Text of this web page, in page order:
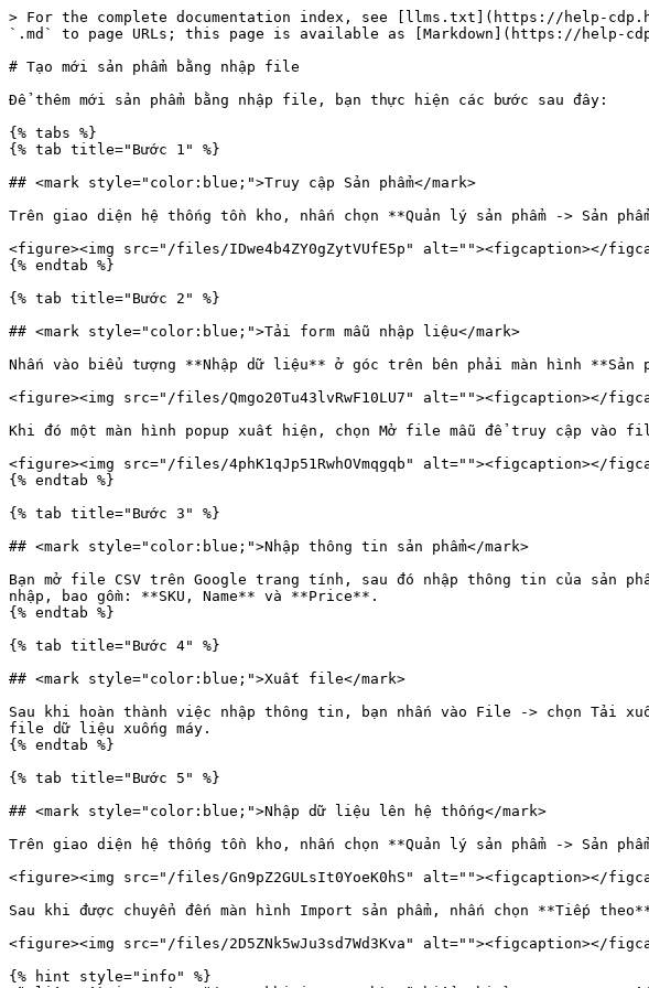
> For the complete documentation index, see [llms.txt](https://help-
`.md` to page URLs; this page is available as [Markdown](https://help-
# Tạo mới sản phẩm bằng nhập file
Để thêm mới sản phẩm bằng nhập file, bạn thực hiện các bước sau đây:
{% tabs %}
{% tab title="Bước 1" %}
## <mark style="color:blue;">Truy cập Sản phẩm</mark>
Trên giao diện hệ thống tồn kho, nhấn chọn **Quản lý sản phẩm -> Sản
<figure><img src="/files/IDwe4b4ZY0gZytVUfE5p" alt=""><figcaption></
{% endtab %}
{% tab title="Bước 2" %}
## <mark style="color:blue;">Tải form mẫu nhập liệu</mark>
Nhấn vào biểu tượng **Nhập dữ liệu** ở góc trên bên phải màn hình **Sản
<figure><img src="/files/Qmgo20Tu43lvRwF10LU7" alt=""><figcaption></
Khi đó một màn hình popup xuất hiện, chọn Mở file mẫu để truy cập vào
<figure><img src="/files/4phK1qJp51RwhOVmqgqb" alt=""><figcaption></
{% endtab %}
{% tab title="Bước 3" %}
## <mark style="color:blue;">Nhập thông tin sản phẩm</mark>
Bạn mở file CSV trên Google trang tính, sau đó nhập thông tin của sản
nhập, bao gồm: **SKU, Name** và **Price**.
{% endtab %}
{% tab title="Bước 4" %}
## <mark style="color:blue;">Xuất file</mark>
Sau khi hoàn thành việc nhập thông tin, bạn nhấn vào File -> chọn Tải
file dữ liệu xuống máy.
{% endtab %}
{% tab title="Bước 5" %}
## <mark style="color:blue;">Nhập dữ liệu lên hệ thống</mark>
Trên giao diện hệ thống tồn kho, nhấn chọn **Quản lý sản phẩm -> Sản
<figure><img src="/files/Gn9pZ2GULsIt0YoeK0hS" alt=""><figcaption></
Sau khi được chuyển đến màn hình Import sản phẩm, nhấn chọn **Tiếp
<figure><img src="/files/2D5ZNk5wJu3sd7Wd3Kva" alt=""><figcaption></
{% hint style="info" %}